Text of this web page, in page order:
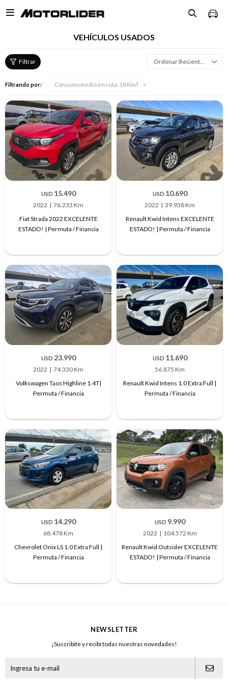

VEHÍCULOS USADOS
Recientes
Filtrando por: Consumo medio en ruta: 18 Km/l
USD 15.490
2022
76.233 Km
Fiat Strada 2022 EXCELENTE
ESTADO! | Permuta / Financia
USD 10.690
2022
39.938 Km
Renault Kwid Intens EXCELENTE
ESTADO! | Permuta / Financia
USD 23.990
2022
74.330 Km
Volkswagen Taos Highline 1.4T|
Permuta / Financia
USD 11.690
56.875 Km
Renault Kwid Intens 1.0 Extra Full |
Permuta / Financia
USD 14.290
68.478 Km
Chevrolet Onix LS 1.0 Extra Full |
Permuta / Financia
USD 9.990
2022
104.572 Km
Renault Kwid Outsider EXCELENTE
ESTADO! | Permuta / Financia
NEWSLETTER
¡Suscribite y recibí todas nuestras novedades!